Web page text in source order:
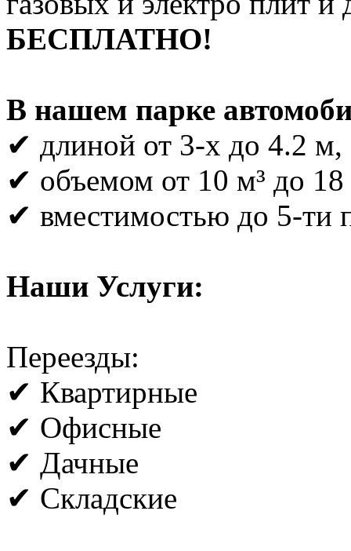
БЕСПЛАТНО!
В нашем парке
✔ длиной от 3-х до 4.2 м,
✔ объемом от 10 м³ до 18
✔ вместимостью до 5-ти
Наши Услуги:
Переезды:
✔ Квартирные
✔ Офисные
✔ Дачные
✔ Складские